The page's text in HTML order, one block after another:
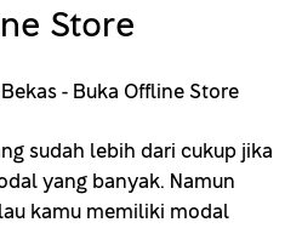
Store
sudah lebih dari cukup jika
yang banyak. Namun
kamu memiliki modal